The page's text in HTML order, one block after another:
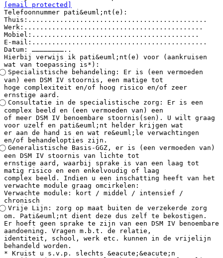
[email protected]
Telefoonnummer pati&euml;nt(e):
Thuis:.............................................
Werk:.............................................
Mobiel:..........................................
E-mail:............................................
Datum: ……………………..
Hierbij verwijs ik pati&euml;nt(e) voor (aankruisen
wat van toepassing is*):
⃝ Specialistische behandeling: Er is (een vermoeden
van) een DSM IV stoornis, een matige tot
hoge complexiteit en/of hoog risico en/of zeer
ernstige aard.
⃝ Consultatie in de specialistische zorg: Er is een
complex beeld en (een vermoeden van) een
of meer DSM IV benoembare stoornis(sen). U wilt graag
voor uzelf en pati&euml;nt helder krijgen wat
er aan de hand is en wat re&euml;le verwachtingen
en/of behandelopties zijn.
⃝ Generalistische Basis-GGZ, er is (een vermoeden van)
een DSM IV stoornis van lichte tot
ernstige aard, waarbij sprake is van een laag tot
matig risico en een enkelvoudig of laag
complex beeld. Indien u een inschatting heeft van het
verwachte module graag omcirkelen:
Verwachte module: kort / middel / intensief /
chronisch
⃝ Vrije Lijn: zorg op maat buiten de verzekerde zorg
om. Pati&euml;nt dient deze dus zelf te bekostigen.
Er hoeft geen sprake te zijn van een DSM IV benoembare
aandoening. Vragen m.b.t. de relatie,
identiteit, school, werk etc. kunnen in de vrijelijn
behandeld worden.
* Kruist u s.v.p. slechts &eacute;&eacute;n